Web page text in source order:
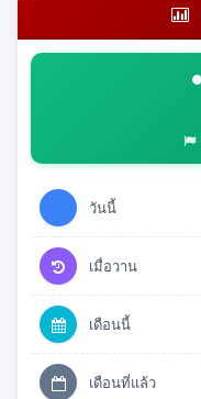
วันนี้
เมื่อวาน
เดือนนี้
เดือนที่แล้ว